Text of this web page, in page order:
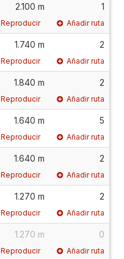
2.100 m 1
Reproducir Añadir ruta
1.740 m 2
Reproducir Añadir ruta
1.840 m 2
Reproducir Añadir ruta
1.640 m 5
Reproducir Añadir ruta
1.640 m 2
Reproducir Añadir ruta
1.270 m 2
Reproducir Añadir ruta
1.270 m 0
Reproducir Añadir ruta